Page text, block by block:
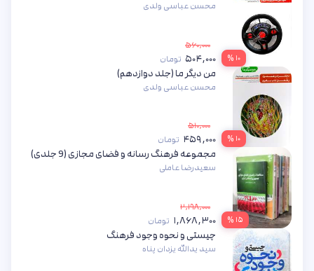
۱۰ %
محسن عباسی ولدی
۵۶۰,۰۰۰
۵۰۴,۰۰۰ تومان
۱۰ %
من دیگر ما (جلد دوازدهم)
محسن عباسی ولدی
۵۱۰,۰۰۰
۴۵۹,۰۰۰ تومان
۱۵ %
مجموعه فرهنگ رسانه و فضای مجازی (9 جلدی)
سعیدرضا عاملی
۲,۱۹۸,۰۰۰
۱,۸۶۸,۳۰۰ تومان
چیستی و نحوه وجود فرهنگ
سید یدالله یزدان‌ پناه